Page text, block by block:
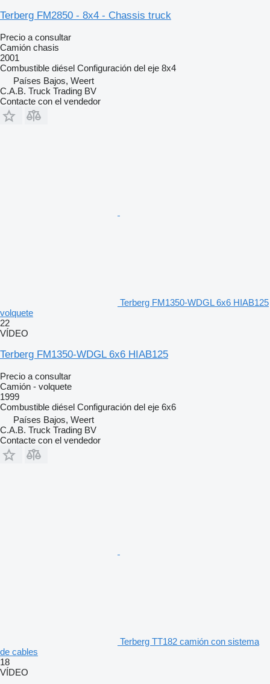
Terberg FM2850 - 8x4 - Chassis truck
Precio a consultar
Camión chasis
2001
Combustible diésel Configuración del eje 8x4
Países Bajos, Weert
C.A.B. Truck Trading BV
Contacte con el vendedor
Terberg FM1350-WDGL 6x6 HIAB125
volquete
22
VÍDEO
Terberg FM1350-WDGL 6x6 HIAB125
Precio a consultar
Camión - volquete
1999
Combustible diésel Configuración del eje 6x6
Países Bajos, Weert
C.A.B. Truck Trading BV
Contacte con el vendedor
Terberg TT182 camión con sistema
de cables
18
VÍDEO